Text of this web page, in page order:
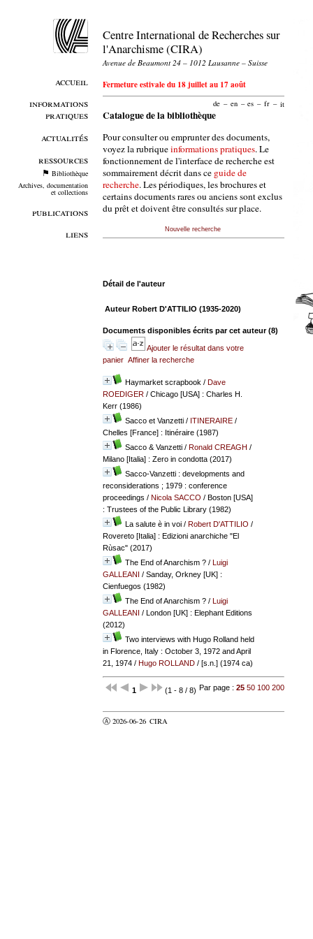
accueil
informations
pratiques
actualités
ressources
Bibliothèque
Archives, documentation
et collections
publications
liens
Centre International de Recherches sur
l'Anarchisme (CIRA)
Avenue de Beaumont 24 – 1012 Lausanne – Suisse
Fermeture estivale du 18 juillet au 17 août
de – en – es – fr – it
Catalogue de la bibliothèque
Pour consulter ou emprunter des documents,
voyez la rubriqueinformations pratiques. Le
fonctionnement de l'interface de recherche est
sommairement décrit dans ce guide de
recherche. Les périodiques, les brochures et
certains documents rares ou anciens sont exclus
du prêt et doivent être consultés sur place.
Nouvelle recherche
Détail de l'auteur
Auteur Robert D'ATTILIO (1935-2020)
Documents disponibles écrits par cet auteur (8)
Ajouter le résultat dans votre
panier Affiner la recherche
Haymarket scrapbook / Dave
ROEDIGER/ Chicago [USA] : Charles H.
Kerr (1986)
Sacco et Vanzetti/ ITINERAIRE/
Chelles [France] : Itinéraire (1987)
Sacco & Vanzetti/ Ronald CREAGH /
Milano [Italia] : Zero in condotta (2017)
Sacco-Vanzetti : developments and
reconsiderations ; 1979 : conference
proceedings / Nicola SACCO / Boston [USA]
: Trustees of the Public Library (1982)
La salute è in voi/ Robert D'ATTILIO /
Rovereto [Italia] : Edizioni anarchiche "El
Rùsac" (2017)
The End of Anarchism ?/ Luigi
GALLEANI / Sanday, Orkney [UK] :
Cienfuegos (1982)
The End of Anarchism ?/ Luigi
GALLEANI / London [UK] : Elephant Editions
(2012)
Two interviews with Hugo Rolland held
in Florence, Italy : October 3, 1972 and April
21, 1974/ Hugo ROLLAND/ [s.n.] (1974 ca)
1 (1 - 8 / 8) Par page : 25 50 100 200
Ⓐ 2026-06-26 CIRA